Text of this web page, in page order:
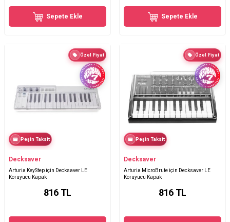
Sepete Ekle Sepete Ekle
Özel Fiyat
Peşin Taksit
Decksaver
Arturia KeyStep için Decksaver LE
Koruyucu Kapak
816 TL
Özel Fiyat
Peşin Taksit
Decksaver
Arturia MicroBrute için Decksaver LE
Koruyucu Kapak
816 TL